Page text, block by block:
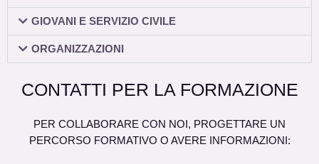
GIOVANI E SERVIZIO CIVILE
ORGANIZZAZIONI
CONTATTI PER LA FORMAZIONE
PER COLLABORARE CON NOI, PROGETTARE UN
PERCORSO FORMATIVO O AVERE INFORMAZIONI: